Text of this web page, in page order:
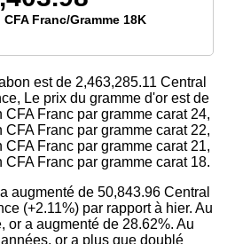
Franc/Gramme 18K
estde 2,463,285.11 Central
Le prix du gramme d'or estde
CFA Franc par gramme carat 24,
CFA Franc par gramme carat 22,
CFA Franc par gramme carat 21,
CFA Franc par gramme carat 18.
augmenté de 50,843.96 Central
(+2.11%) par rapport à hier. Au
or a augmenté de 28.62%. Au
or a plus que doublé